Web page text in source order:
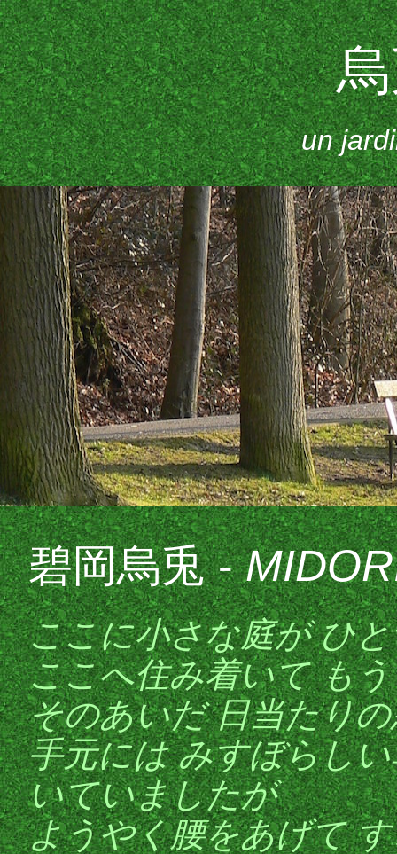
un
碧岡烏兎-
ここに小さな庭が ひ
ここへ住み着いて も
そのあいだ 日当たり
手元には みすぼらし
いていましたが
ようやく腰をあげて